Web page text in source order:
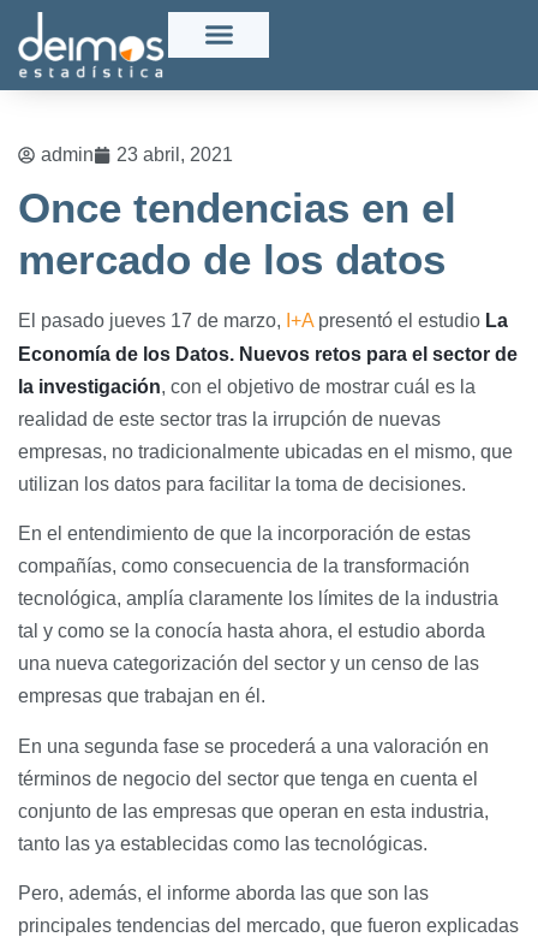
admin 23 abril, 2021
Once tendencias en el
mercado de los datos
El pasado jueves 17 de marzo, I+A presentó el estudio La
Economía de los Datos. Nuevos retos para el sector de
la investigación, con el objetivo de mostrar cuál es la
realidad de este sector tras la irrupción de nuevas
empresas, no tradicionalmente ubicadas en el mismo, que
utilizan los datos para facilitar la toma de decisiones.
En el entendimiento de que la incorporación de estas
compañías, como consecuencia de la transformación
tecnológica, amplía claramente los límites de la industria
tal y como se la conocía hasta ahora, el estudio aborda
una nueva categorización del sector y un censo de las
empresas que trabajan en él.
En una segunda fase se procederá a una valoración en
términos de negocio del sector que tenga en cuenta el
conjunto de las empresas que operan en esta industria,
tanto las ya establecidas como las tecnológicas.
Pero, además, el informe aborda las que son las
principales tendencias del mercado, que fueron explicadas